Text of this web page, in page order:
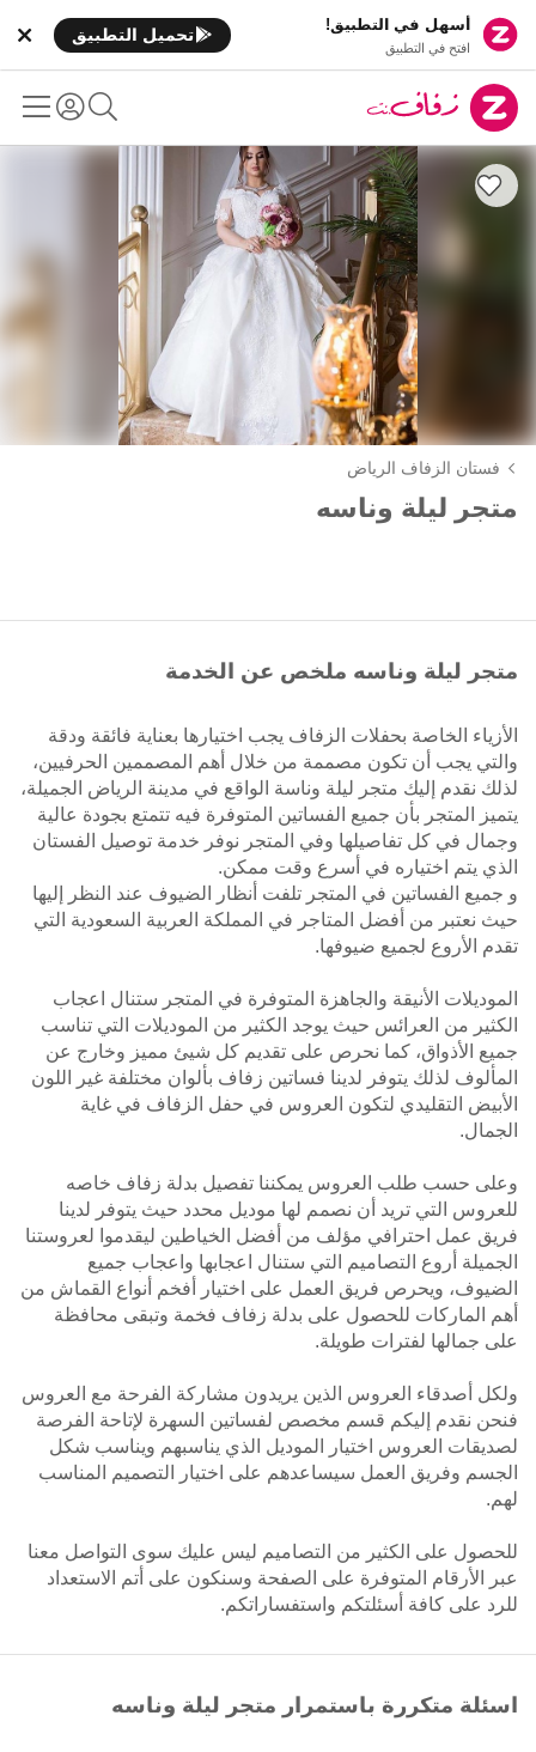
أسهل في التطبيق!
افتح في التطبيق
تحميل التطبيق
فستان الزفاف الرياض
متجر ليلة وناسه
متجر ليلة وناسه ملخص عن الخدمة
الأزياء الخاصة بحفلات الزفاف يجب اختيارها بعناية فائقة ودقة
والتي يجب أن تكون مصممة من خلال أهم المصممين الحرفيين،
لذلك نقدم إليك متجر ليلة وناسة الواقع في مدينة الرياض الجميلة،
يتميز المتجر بأن جميع الفساتين المتوفرة فيه تتمتع بجودة عالية
وجمال في كل تفاصيلها وفي المتجر نوفر خدمة توصيل الفستان
الذي يتم اختياره في أسرع وقت ممكن.
و جميع الفساتين في المتجر تلفت أنظار الضيوف عند النظر إليها
حيث نعتبر من أفضل المتاجر في المملكة العربية السعودية التي
تقدم الأروع لجميع ضيوفها.
الموديلات الأنيقة والجاهزة المتوفرة في المتجر ستنال اعجاب
الكثير من العرائس حيث يوجد الكثير من الموديلات التي تناسب
جميع الأذواق، كما نحرص على تقديم كل شيئ مميز وخارج عن
المألوف لذلك يتوفر لدينا فساتين زفاف بألوان مختلفة غير اللون
الأبيض التقليدي لتكون العروس في حفل الزفاف في غاية
الجمال.
وعلى حسب طلب العروس يمكننا تفصيل بدلة زفاف خاصه
للعروس التي تريد أن نصمم لها موديل محدد حيث يتوفر لدينا
فريق عمل احترافي مؤلف من أفضل الخياطين ليقدموا لعروستنا
الجميلة أروع التصاميم التي ستنال اعجابها واعجاب جميع
الضيوف، ويحرص فريق العمل على اختيار أفخم أنواع القماش من
أهم الماركات للحصول على بدلة زفاف فخمة وتبقى محافظة
على جمالها لفترات طويلة.
ولكل أصدقاء العروس الذين يريدون مشاركة الفرحة مع العروس
فنحن نقدم إليكم قسم مخصص لفساتين السهرة لإتاحة الفرصة
لصديقات العروس اختيار الموديل الذي يناسبهم ويناسب شكل
الجسم وفريق العمل سيساعدهم على اختيار التصميم المناسب
لهم.
للحصول على الكثير من التصاميم ليس عليك سوى التواصل معنا
عبر الأرقام المتوفرة على الصفحة وسنكون على أتم الاستعداد
للرد على كافة أسئلتكم واستفساراتكم.
اسئلة متكررة باستمرار متجر ليلة وناسه